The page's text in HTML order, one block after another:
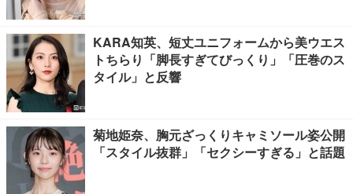
KARA知英、短丈ユニフォームから美ウエス
トちらり「脚長すぎてびっくり」「圧巻のス
タイル」と反響
菊地姫奈、胸元ざっくりキャミソール姿公開
「スタイル抜群」「セクシーすぎる」と話題